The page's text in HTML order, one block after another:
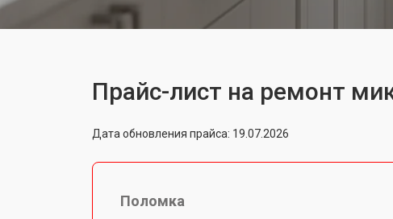
Прайс-лист на ремонт
Дата обновления прайса: 19.07.2026
Поломка